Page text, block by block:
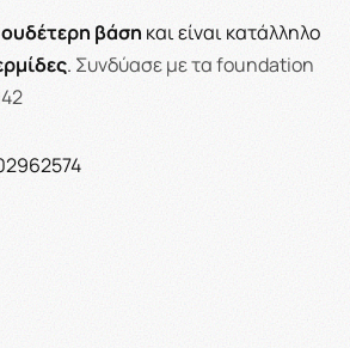
βάση και είναι κατάλληλο
. Συνδύασε με τα foundation